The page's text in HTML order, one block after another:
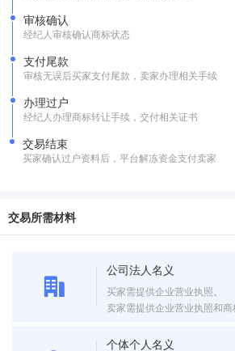
审核确认
经纪人审核确认商标状态
支付尾款
审核无误后买家支付尾款，卖家办理相关手续
办理过户
经纪人办理商标转让手续，交付相关证书
交易结束
买家确认过户资料后，平台解冻资金支付卖家
交易所需材料
公司法人名义
买家需提供企业营业执照。
卖家需提供企业营业执照和商
个体个人名义